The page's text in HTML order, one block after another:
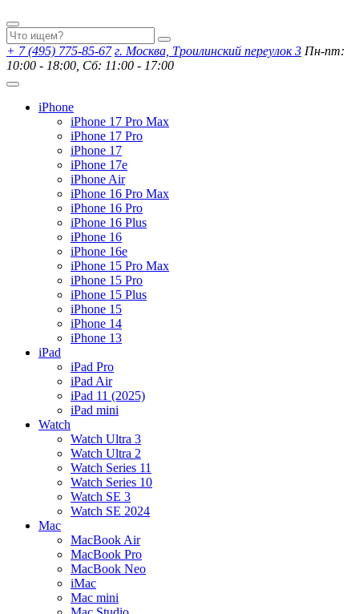
+ 7 (495) 775-85-67 г. Москва, Троилинский переулок 3 Пн-пт:
10:00 - 18:00, Сб: 11:00 - 17:00
iPhone
iPhone 17 Pro Max
iPhone 17 Pro
iPhone 17
iPhone 17e
iPhone Air
iPhone 16 Pro Max
iPhone 16 Pro
iPhone 16 Plus
iPhone 16
iPhone 16e
iPhone 15 Pro Max
iPhone 15 Pro
iPhone 15 Plus
iPhone 15
iPhone 14
iPhone 13
iPad
iPad Pro
iPad Air
iPad 11 (2025)
iPad mini
Watch
Watch Ultra 3
Watch Ultra 2
Watch Series 11
Watch Series 10
Watch SE 3
Watch SE 2024
Mac
MacBook Air
MacBook Pro
MacBook Neo
iMac
Mac mini